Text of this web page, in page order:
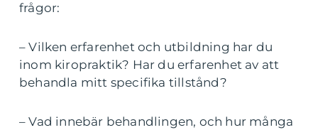
frågor:
– Vilken erfarenhet och utbildning har du
inom kiropraktik? Har du erfarenhet av att
behandla mitt specifika tillstånd?
– Vad innebär behandlingen, och hur många